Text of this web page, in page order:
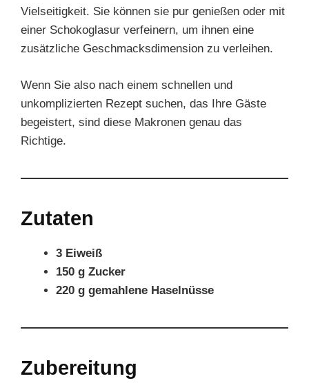
Vielseitigkeit. Sie können sie pur genießen oder mit
einer Schokoglasur verfeinern, um ihnen eine
zusätzliche Geschmacksdimension zu verleihen.
Wenn Sie also nach einem schnellen und
unkomplizierten Rezept suchen, das Ihre Gäste
begeistert, sind diese Makronen genau das
Richtige.
Zutaten
3 Eiweiß
150 g Zucker
220 g gemahlene Haselnüsse
Zubereitung